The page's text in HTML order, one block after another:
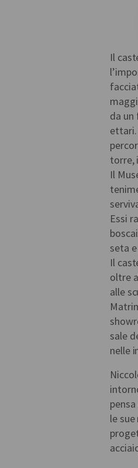
Il
da un
ettari.
torre,
Il
Essi
seta
Il
oltre
alle
sale
nelle
le